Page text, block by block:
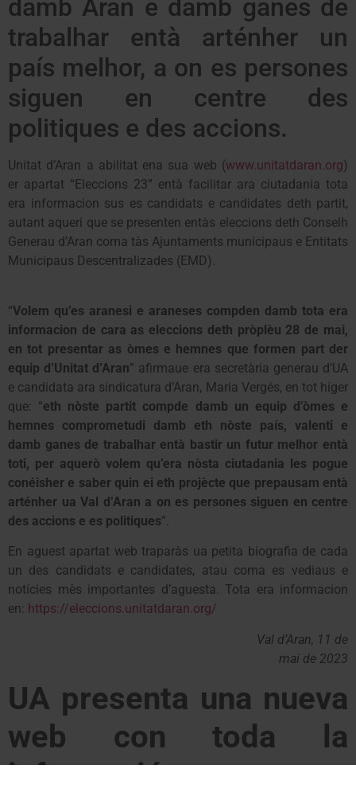
damb Aran e damb ganes de
trabalhar entà arténher un
país melhor, a on es persones
siguen en centre des
politiques e des accions.
Unitat d’Aran a abilitat ena sua web (www.unitatdaran.org)
er apartat “Eleccions 23” entà facilitar ara ciutadania tota
era informacion sus es candidats e candidates deth partit,
autant aqueri que se presenten entàs eleccions deth Conselh
Generau d’Aran coma tàs Ajuntaments municipaus e Entitats
Municipaus Descentralizades (EMD).
“Volem qu’es aranesi e araneses compden damb tota era
informacion de cara as eleccions deth pròplèu 28 de mai,
en tot presentar as òmes e hemnes que formen part der
equip d’Unitat d’Aran” afirmaue era secretària generau d’UA
e candidata ara sindicatura d’Aran, Maria Vergés, en tot híger
que: “eth nòste partit compde damb un equip d’òmes e
hemnes comprometudi damb eth nòste país, valenti e
damb ganes de trabalhar entà bastir un futur melhor entà
toti, per aquerò volem qu’era nòsta ciutadania les pogue
conéisher e saber quin ei eth projècte que prepausam entà
arténher ua Val d’Aran a on es persones siguen en centre
des accions e es politiques”.
En aguest apartat web traparàs ua petita biografia de cada
un des candidats e candidates, atau coma es vediaus e
notícies mès importantes d’aguesta. Tota era informacion
en: https://eleccions.unitatdaran.org/
Val d’Aran, 11 de
mai de 2023
UA presenta una nueva
web con toda la
información para estas